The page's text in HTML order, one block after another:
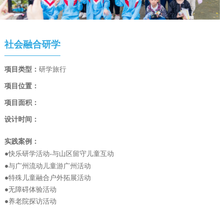
社会融合研学
项目类型： 研学旅行
项目位置：
项目面积：
设计时间：
实践案例：
●快乐研学活动-与山区留守儿童互动
●与广州流动儿童游广州活动
●特殊儿童融合户外拓展活动
●无障碍体验活动
●养老院探访活动